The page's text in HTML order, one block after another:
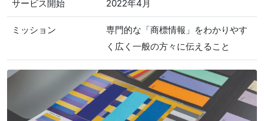
サービス開始 2022年4月
ミッション
専門的な「商標情報」をわかりやす
く広く一般の方々に伝えること